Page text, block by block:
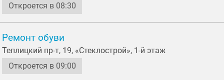
Откроется в 08:30
Ремонт обуви
Теплицкий пр-т, 19, «Стеклострой», 1-й этаж
Откроется в 09:00